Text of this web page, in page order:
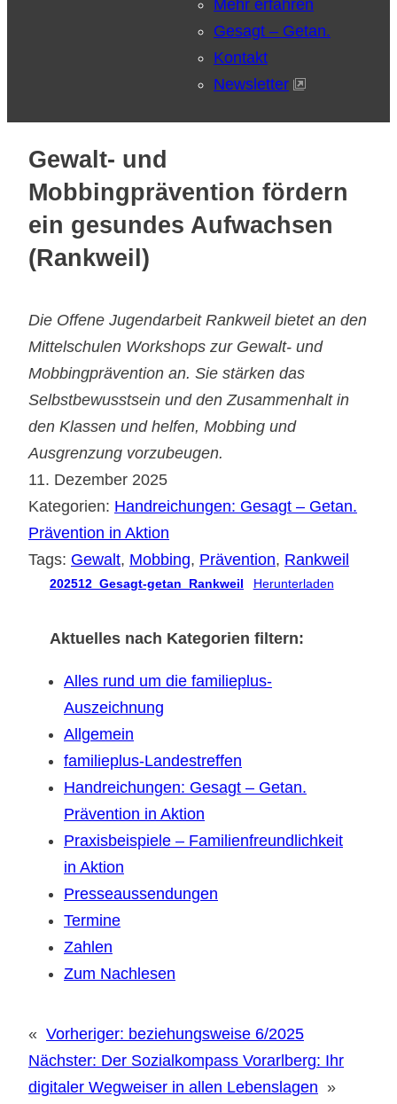
Mehr erfahren
Gesagt – Getan.
Kontakt
Newsletter
Gewalt- und
Mobbingprävention fördern
ein gesundes Aufwachsen
(Rankweil)
Die Offene Jugendarbeit Rankweil bietet an den
Mittelschulen Workshops zur Gewalt- und
Mobbingprävention an. Sie stärken das
Selbstbewusstsein und den Zusammenhalt in
den Klassen und helfen, Mobbing und
Ausgrenzung vorzubeugen.
11. Dezember 2025
Kategorien: Handreichungen: Gesagt – Getan.
Prävention in Aktion
Tags: Gewalt, Mobbing, Prävention, Rankweil
202512_Gesagt-getan_Rankweil Herunterladen
Aktuelles nach Kategorien filtern:
Alles rund um die familieplus-
Auszeichnung
Allgemein
familieplus-Landestreffen
Handreichungen: Gesagt – Getan.
Prävention in Aktion
Praxisbeispiele – Familienfreundlichkeit
in Aktion
Presseaussendungen
Termine
Zahlen
Zum Nachlesen
« Vorheriger: beziehungsweise 6/2025
Nächster: Der Sozialkompass Vorarlberg: Ihr
digitaler Wegweiser in allen Lebenslagen »